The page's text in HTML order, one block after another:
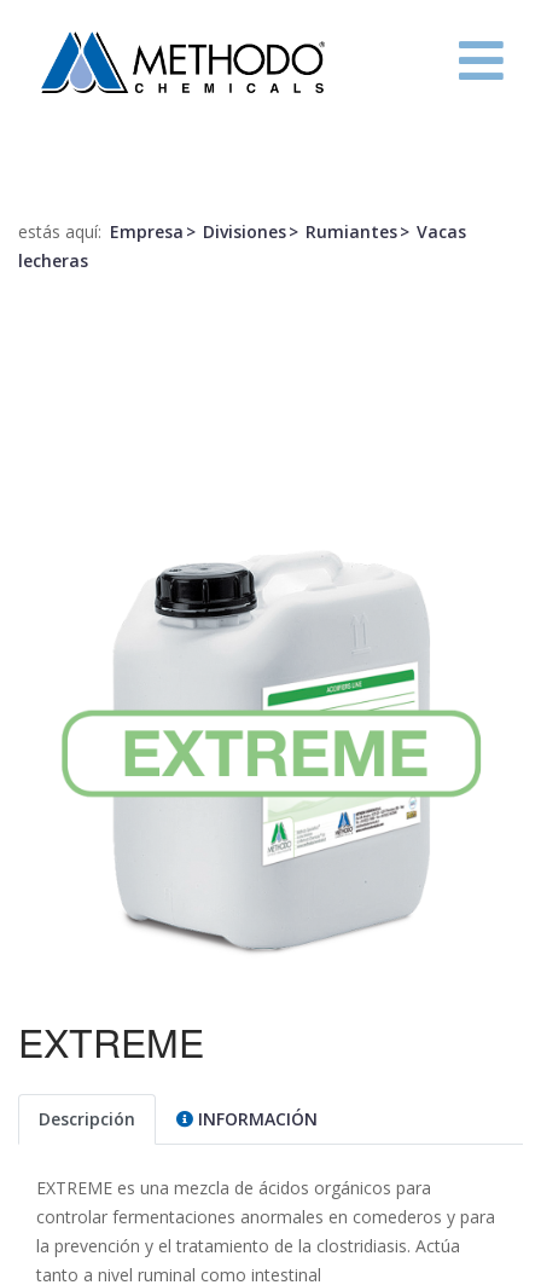
R&D
Rumiantes
Acuicultura
Ornitología Apicultura
Palomas de carreras
estás aquí: Empresa Divisiones Rumiantes
Vacas
lecheras
EXTREME
Descripción INFORMACIÓN
EXTREME es una mezcla de ácidos orgánicos para
controlar fermentaciones anormales en comederos y para
la prevención y el tratamiento de la clostridiasis. Actúa
tanto a nivel ruminal como intestinal